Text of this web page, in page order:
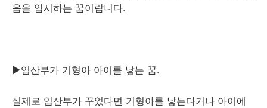
음을 암시하는 꿈이랍니다.
▶임산부가 기형아 아이를 낳는 꿈.
실제로 임산부가 꾸었다면 기형아를 낳는다거나 아이에